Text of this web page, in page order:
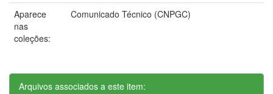
Aparece
nas
coleções:
Comunicado Técnico (CNPGC)
Arquivos associados a este item: